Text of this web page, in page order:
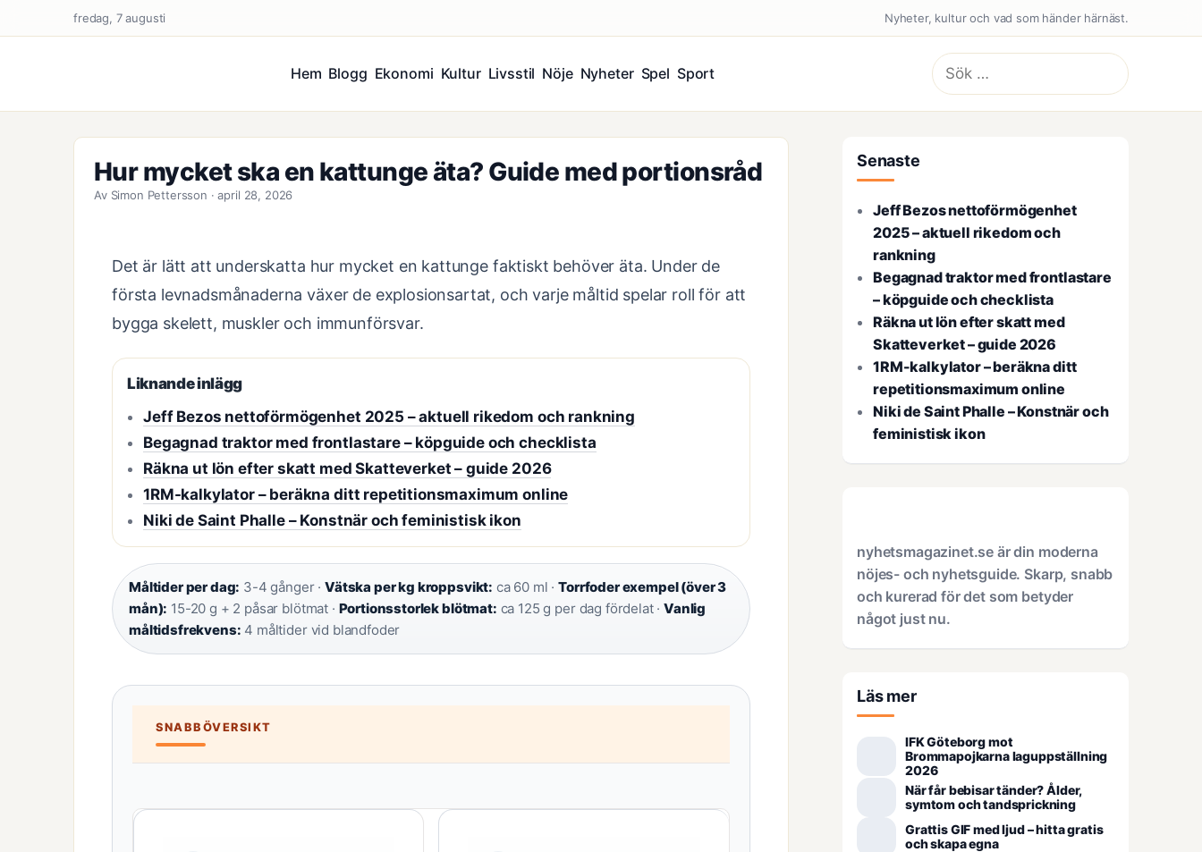
fredag, 7 augusti Nyheter, kultur och vad som händer härnäst.
Hem Blogg Ekonomi Kultur Livsstil Nöje Nyheter Spel Sport
Sök
efter:
Hur mycket ska en kattunge äta? Guide med portionsråd
Av Simon Pettersson · april 28, 2026
Det är lätt att underskatta hur mycket en kattunge faktiskt behöver äta. Under de
första levnadsmånaderna växer de explosionsartat, och varje måltid spelar roll för att
bygga skelett, muskler och immunförsvar.
Liknande inlägg
Jeff Bezos nettoförmögenhet 2025 – aktuell rikedom och rankning
Begagnad traktor med frontlastare – köpguide och checklista
Räkna ut lön efter skatt med Skatteverket – guide 2026
1RM-kalkylator – beräkna ditt repetitionsmaximum online
Niki de Saint Phalle – Konstnär och feministisk ikon
Måltider per dag: 3-4 gånger ·Vätska per kg kroppsvikt: ca 60 ml ·Torrfoder exempel (över 3
mån): 15-20 g + 2 påsar blötmat · Portionsstorlek blötmat: ca 125 g per dag fördelat ·Vanlig
måltidsfrekvens: 4 måltider vid blandfoder
SNABBÖVERSIKT
Senaste
Jeff Bezos nettoförmögenhet
2025 – aktuell rikedom och
rankning
Begagnad traktor med frontlastare
– köpguide och checklista
Räkna ut lön efter skatt med
Skatteverket – guide 2026
1RM-kalkylator – beräkna ditt
repetitionsmaximum online
Niki de Saint Phalle – Konstnär och
feministisk ikon
nyhetsmagazinet.se är din moderna
nöjes- och nyhetsguide. Skarp, snabb
och kurerad för det som betyder
något just nu.
Läs mer
IFK Göteborg mot
Brommapojkarna laguppställning
2026
När får bebisar tänder? Ålder,
symtom och tandsprickning
Grattis GIF med ljud – hitta gratis
och skapa egna